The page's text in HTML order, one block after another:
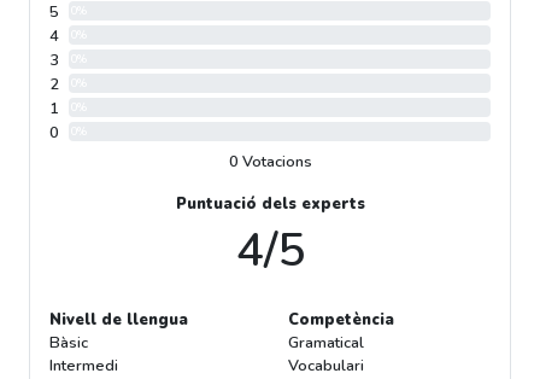
5
4
3
2
1
0
0 Votacions
Puntuació dels experts
4/5
Nivell de llengua
Bàsic
Intermedi
Competència
Gramatical
Vocabulari